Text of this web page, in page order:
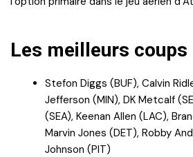
Les meilleurs coups
Stefon Diggs (BUF), Calvin
Jefferson (MIN), DK Metcalf
(SEA), Keenan Allen (LAC),
Marvin Jones (DET), Robby
Johnson (PIT)